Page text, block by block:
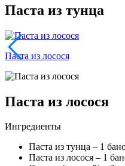
Паста из тунца
Паста из лосося
Паста из лосося
Ингредиенты
Паста из тунца – 1
Паста из лосося – 1